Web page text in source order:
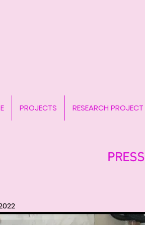
PROJECTS RESEARCH PROJECT
PRESS